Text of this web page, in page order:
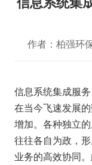
作者：柏强
信息系统集成服
在当今飞速发展
增加。各种独立
往往各自为政，
业务的高效协同。